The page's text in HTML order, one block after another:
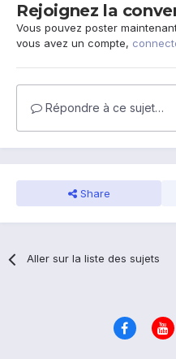
Rejoignez la
Vous pouvez poster
vous avez un compte,
Répondre à ce sujet…
Share
Aller sur la liste des sujets